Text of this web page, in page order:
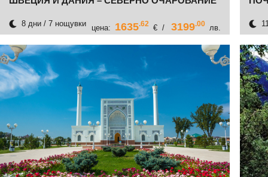
8 дни / 7 нощувки цена: 1635 .62 € / 3199 .00 лв.